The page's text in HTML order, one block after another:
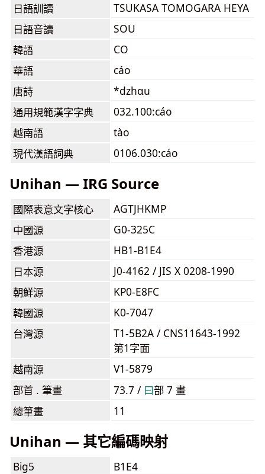
日語訓讀
TSUKASA TOMOGARA HEYA
日語音讀
SOU
韓語
CO
華語
cáo
唐詩
*dzhɑu
通用規範漢字字典
032.100:cáo
越南語
tào
現代漢語詞典
0106.030:cáo
Unihan — IRG Source
國際表意文字核心
AGTJHKMP
中國源
G0-325C
香港源
HB1-B1E4
日本源
J0-4162 / JIS X 0208-1990
朝鮮源
KP0-E8FC
韓國源
K0-7047
台灣源
T1-5B2A / CNS11643-1992
第1字面
越南源
V1-5879
部首 . 筆畫
73.7 / ⽈部 7 畫
總筆畫
11
Unihan — 其它編碼映射
Big5
B1E4